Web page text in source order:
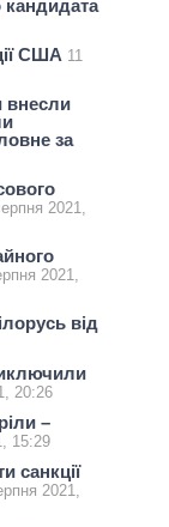
кандидата
США 11
внесли
за
2021,
2021,
від
20:26
–
15:29
санкції
2021,